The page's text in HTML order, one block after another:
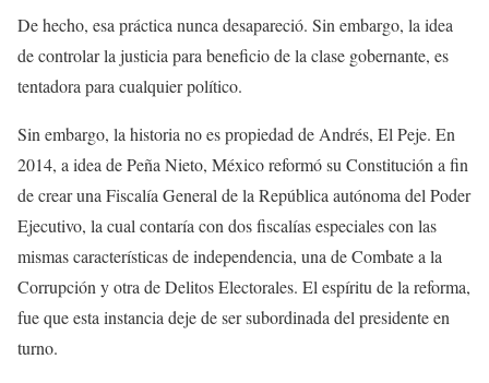
De hecho, esa práctica nunca desapareció. Sin embargo, la idea
de controlar la justicia para beneficio de la clase gobernante, es
tentadora para cualquier político.
Sin embargo, la historia no es propiedad de Andrés, El Peje. En
2014, a idea de Peña Nieto, México reformó su Constitución a fin
de crear una Fiscalía General de la República autónoma del Poder
Ejecutivo, la cual contaría con dos fiscalías especiales con las
mismas características de independencia, una de Combate a la
Corrupción y otra de Delitos Electorales. El espíritu de la reforma,
fue que esta instancia deje de ser subordinada del presidente en
turno.